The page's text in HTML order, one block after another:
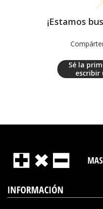
¡Estamos
Sé la
escribir
INFORMACIÓN